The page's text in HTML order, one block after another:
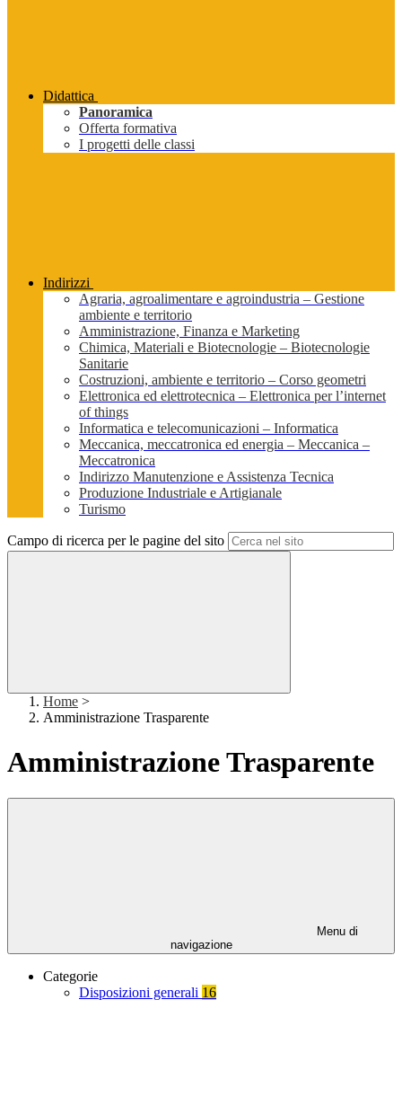
Didattica
Panoramica
Offerta formativa
I progetti delle classi
Indirizzi
Agraria, agroalimentare e agroindustria – Gestione
ambiente e territorio
Amministrazione, Finanza e Marketing
Chimica, Materiali e Biotecnologie – Biotecnologie
Sanitarie
Costruzioni, ambiente e territorio – Corso geometri
Elettronica ed elettrotecnica – Elettronica per l’internet
of things
Informatica e telecomunicazioni – Informatica
Meccanica, meccatronica ed energia – Meccanica –
Meccatronica
Indirizzo Manutenzione e Assistenza Tecnica
Produzione Industriale e Artigianale
Turismo
Campo di ricerca per le pagine del sito
Home >
Amministrazione Trasparente
Amministrazione Trasparente
Menu di
navigazione
Categorie
Disposizioni generali 16